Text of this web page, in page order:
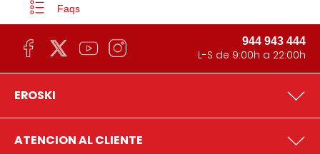
Faqs
944 943 444
L-S de 9:00h a 22:00h
EROSKI
ATENCION AL CLIENTE